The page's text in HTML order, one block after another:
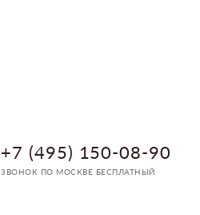
+7 (495) 150-08-90
ЗВОНОК ПО МОСКВЕ БЕСПЛАТНЫЙ